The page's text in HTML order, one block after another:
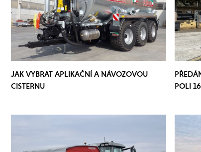
JAK VYBRAT APLIKAČNÍ A NÁVOZOVOU
CISTERNU
POLI